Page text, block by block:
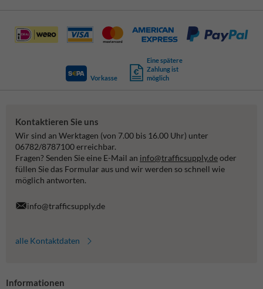
Vorkasse
Eine spätere
Zahlung ist
möglich
Kontaktieren Sie uns
Wir sind an Werktagen (von 7.00 bis 16.00 Uhr) unter
06782/8787100 erreichbar.
Fragen? Senden Sie eine E-Mail an info@trafficsupply.deoder
füllen Sie das Formular aus und wir werden so schnell wie
möglich antworten.
info@trafficsupply.de
alle Kontaktdaten
Informationen